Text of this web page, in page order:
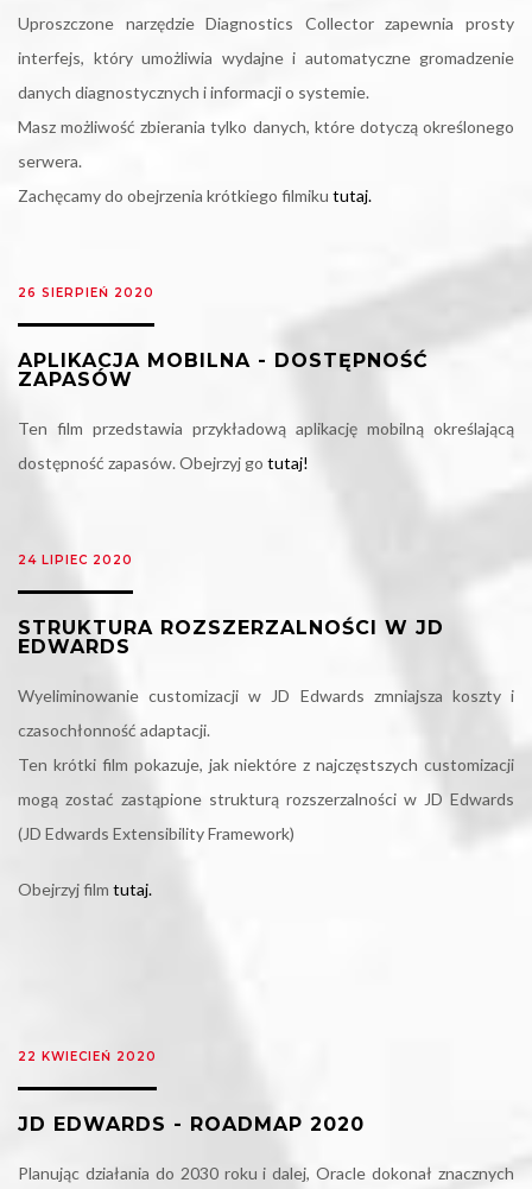
Uproszczone narzędzie Diagnostics Collector zapewnia prosty
interfejs, który umożliwia wydajne i automatyczne gromadzenie
danych diagnostycznych i informacji o systemie.
Masz możliwość zbierania tylko danych, które dotyczą określonego
serwera.
Zachęcamy do obejrzenia krótkiego filmiku tutaj.
26 SIERPIEŃ 2020
APLIKACJA MOBILNA - DOSTĘPNOŚĆ
ZAPASÓW
Ten film przedstawia przykładową aplikację mobilną określającą
dostępność zapasów. Obejrzyj go tutaj!
24 LIPIEC 2020
STRUKTURA ROZSZERZALNOŚCI W JD
EDWARDS
Wyeliminowanie customizacji w JD Edwards zmniajsza koszty i
czasochłonność adaptacji.
Ten krótki film pokazuje, jak niektóre z najczęstszych customizacji
mogą zostać zastąpione strukturą rozszerzalności w JD Edwards
(JD Edwards Extensibility Framework)
Obejrzyj film tutaj.
22 KWIECIEŃ 2020
JD EDWARDS - ROADMAP 2020
Planując działania do 2030 roku i dalej, Oracle dokonał znacznych